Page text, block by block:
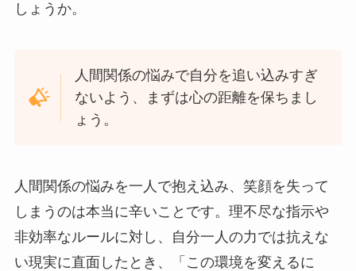
しょうか。
人間関係の悩みで自分を追い込みすぎ
ないよう、まずは心の距離を保ちまし
ょう。
人間関係の悩みを一人で抱え込み、笑顔を失って
しまうのは本当に辛いことです。理不尽な指示や
非効率なルールに対し、自分一人の力では抗えな
い現実に直面したとき、「この環境を変えるに